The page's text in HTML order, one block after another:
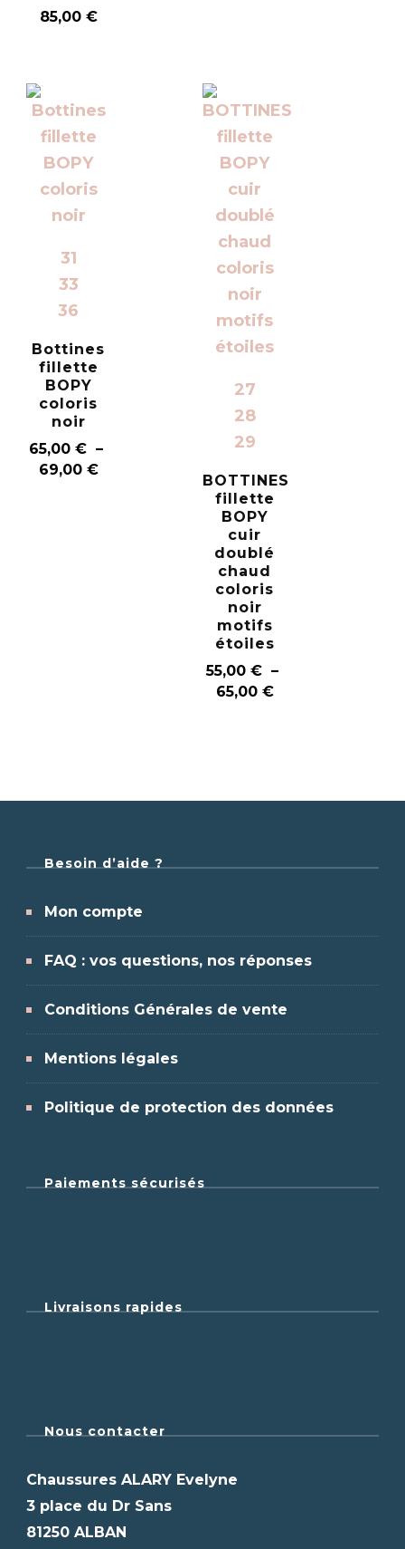
85,00 €
31
33
36
Bottines
fillette
BOPY
coloris
noir
65,00€ –
69,00 €
27
28
29
BOTTINES
fillette
BOPY
cuir
doublé
chaud
coloris
noir
motifs
étoiles
55,00€ –
65,00 €
Besoin d’aide ?
Mon compte
FAQ : vos questions, nos réponses
Conditions Générales de vente
Mentions légales
Politique de protection des données
Paiements sécurisés
Livraisons rapides
Nous contacter
Chaussures ALARY Evelyne
3 place du Dr Sans
81250 ALBAN